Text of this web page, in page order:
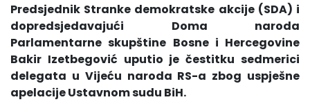
Predsjednik Stranke demokratske akcije (SDA) i
dopredsjedavajući Doma naroda
Parlamentarne skupštine Bosne i Hercegovine
Bakir Izetbegović uputio je čestitku sedmerici
delegata u Vijeću naroda RS-a zbog uspješne
apelacije Ustavnom sudu BiH.